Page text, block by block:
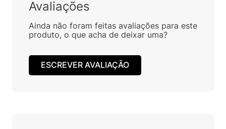
Avaliações
Ainda não foram feitas avaliações para este
produto, o que acha de deixar uma?
ESCREVER AVALIAÇÃO